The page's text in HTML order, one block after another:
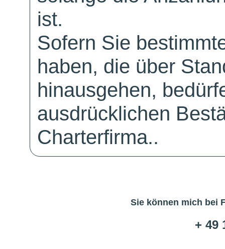
ist.
Sofern Sie
haben, die über
hinausgehen,
ausdrücklichen
Charterfirma..
Sie können mich bei
+ 49